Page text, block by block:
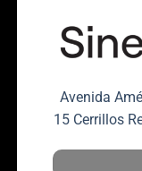
Avenida
15 Cerrillos